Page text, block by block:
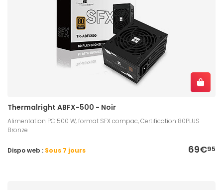
Thermalright ABFX-500 - Noir
Alimentation PC 500 W, format SFX compac, Certification 80PLUS
Bronze
69€95
Dispo web : Sous 7 jours